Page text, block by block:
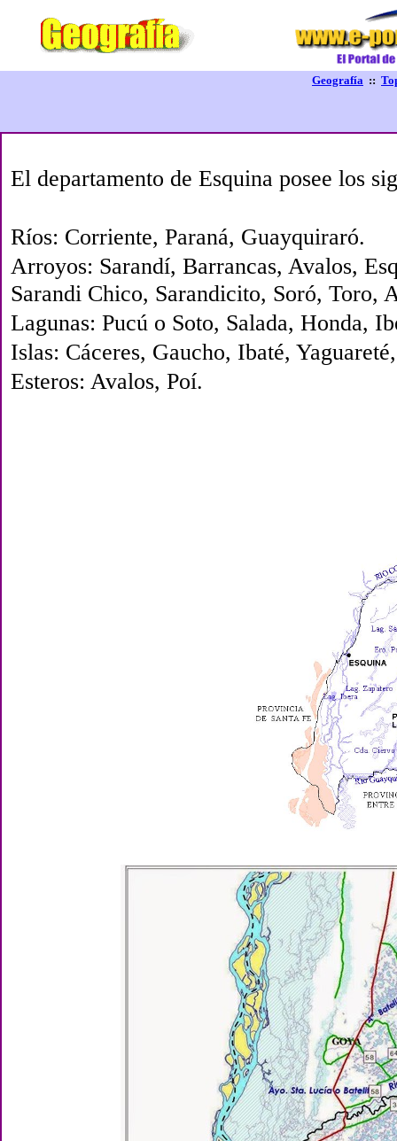
Geografía ::
El departamento de Esquina posee los
Ríos: Corriente, Paraná, Guayquiraró.
Arroyos: Sarandí, Barrancas, Avalos,
Sarandi Chico, Sarandicito, Soró, Toro,
Lagunas: Pucú o Soto, Salada, Honda,
Islas: Cáceres, Gaucho, Ibaté,
Esteros: Avalos, Poí.